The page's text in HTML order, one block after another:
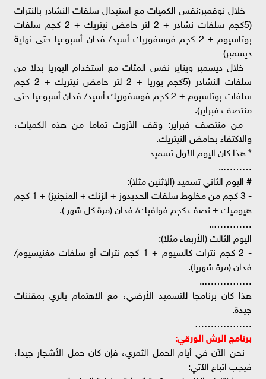
- خلال نوفمبر:نفس الكميات مع استبدال سلفات النشادر بالنترات
(5كجم سلفات نشادر + 2 لتر حامض نيتريك + 2 كجم سلفات
بوتاسيوم + 2 كجم فوسفوريك أسيد/ فدان أسبوعيا حتى نهاية
ديسمبر)
- خلال ديسمبر ويناير نفس المئات مع استخدام اليوريا بدلا من
سلفات النشادر (5كجم يوريا + 2 لتر حامض نيتريك + 2 كجم
سلفات بوتاسيوم + 2 كجم فوسفوريك أسيد/ فدان أسبوعيا حتى
منتصف فبراير).
- من منتصف فبراير: وقف الآزوت تماما من هذه الكميات،
والاكتفاء بحامض النيتريك.
* هذا كان اليوم الأول تسميد
………..
# اليوم الثاني تسميد (الإثنين مثلا):
- 3 كجم من مخلوط سلفات الحديدوز + الزنك + المنجنيز) + 1 كجم
هيوميك + نصف كجم فولفيك/ فدان (مرة كل شهر ).
…………..
اليوم الثالث (الأربعاء مثلا):
- 2 كجم نترات كالسيوم + 1 كجم نترات أو سلفات مغنيسيوم/
فدان (مرة شهريا).
……………..
هذا كان برنامجا للتسميد الأرضي، مع الاهتمام بالري بمقننات
جيدة.
………………
برنامج الرش الورقي:
- نحن الآن في أيام الحمل الثمري، فإن كان حِمل الأشجار جيدا،
فيجب اتباع الآتي: